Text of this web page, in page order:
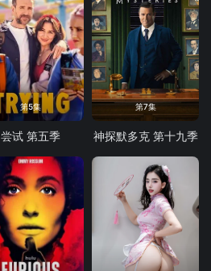
第5集
尝试 第五季
第7集
神探默多克 第十九季